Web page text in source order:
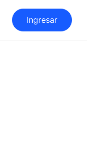
Ingresar